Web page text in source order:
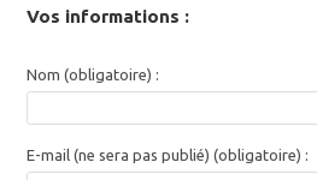
Vos informations :
Nom (obligatoire) :
E-mail (ne sera pas publié) (obligatoire) :